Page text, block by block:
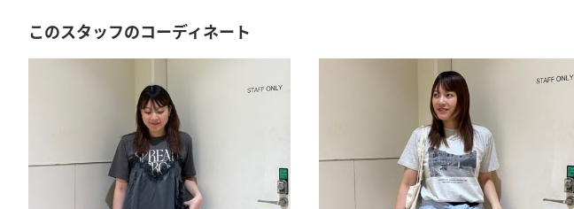
このスタッフのコーディネート